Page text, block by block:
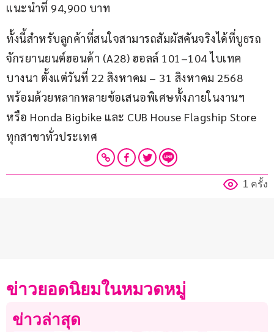
แนะนำที่ 94,900 บาท
ทั้งนี้สำหรับลูกค้าที่สนใจสามารถสัมผัสคันจริงได้ที่บูธรถ
จักรยานยนต์ฮอนด้า (A28) ฮอลล์ 101–104 ไบเทค
บางนา ตั้งแต่วันที่ 22 สิงหาคม – 31 สิงหาคม 2568
พร้อมด้วยหลากหลายข้อเสนอพิเศษทั้งภายในงานฯ
หรือ Honda Bigbike และ CUB House Flagship Store
ทุกสาขาทั่วประเทศ
1 ครั้ง
ข่าวยอดนิยมในหมวดหมู่
ข่าวล่าสุด